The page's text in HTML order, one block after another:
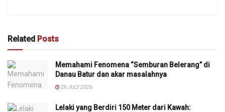
Related Posts
Memahami Fenomena “Semburan Belerang” di
Danau Batur dan akar masalahnya
26 JULY 2026
Lelaki yang Berdiri 150 Meter dari Kawah: